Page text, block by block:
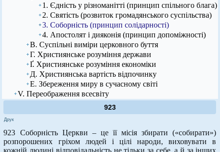
1. Єдність у різноманітті (принцип спільного блага)
2. Святість (розвиток громадянського суспільства)
3. Соборність (принцип солідарності)
4. Апостолят і дияконія (принцип допоміжності)
В. Суспільні виміри церковного буття
Г. Християнське розуміння держави
Ґ. Християнське розуміння економіки
Д. Християнська вартість відпочинку
Е. Збереження миру в сучасному світі
V. Переображення всесвіту
923
Друк
923 Соборність Церкви – це її місія збирати («собирати»)
розпорошених гріхом людей і цілі народи, виховувати в
кожній людині відповідальність не тільки за себе, а й за інших